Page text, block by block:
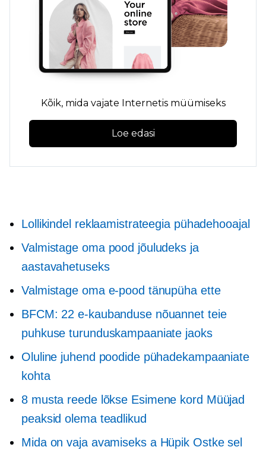
Kõik, mida vajate Internetis müümiseks
Loe edasi
Lollikindel reklaamistrateegia pühadehooajal
Valmistage oma pood jõuludeks ja
aastavahetuseks
Valmistage oma e-pood tänupüha ette
BFCM: 22 e-kaubanduse nõuannet teie
puhkuse turunduskampaaniate jaoks
Oluline juhend poodide pühadekampaaniate
kohta
8 musta reede lõkse Esimene kord Müüjad
peaksid olema teadlikud
Mida on vaja avamiseks a Hüpik Ostke sel